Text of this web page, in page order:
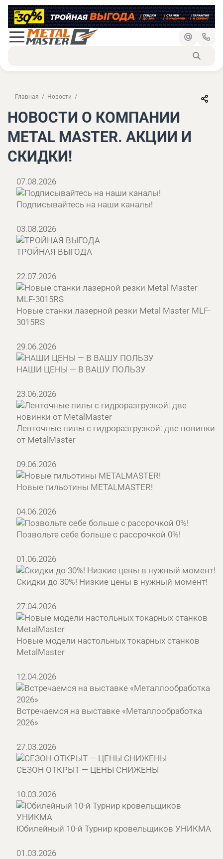
Главная Новости
НОВОСТИ О КОМПАНИИ
METAL MASTER. АКЦИИ И
СКИДКИ!
07.08.2026
Подписывайтесь на наши каналы!
03.08.2026
ТРОЙНАЯ ВЫГОДА
22.07.2026
Новые станки лазерной резки Metal Master MLF-
3015RS
29.06.2026
НАШИ ЦЕНЫ — В ВАШУ ПОЛЬЗУ
23.06.2026
Ленточные пилы с гидроразгрузкой: две новинки
от MetalMaster
09.06.2026
Новые гильотины METALMASTER!
04.06.2026
Позвольте себе больше с рассрочкой 0%!
01.06.2026
Скидки до 30%! Низкие цены в нужный момент!
27.04.2026
Новые модели настольных токарных станков
MetalMaster
12.04.2026
Встречаемся на выставке «Металлообработка
2026»
27.03.2026
СЕЗОН ОТКРЫТ — ЦЕНЫ СНИЖЕНЫ
10.03.2026
Юбилейный 10-й Турнир кровельщиков УНИКМА
01.03.2026